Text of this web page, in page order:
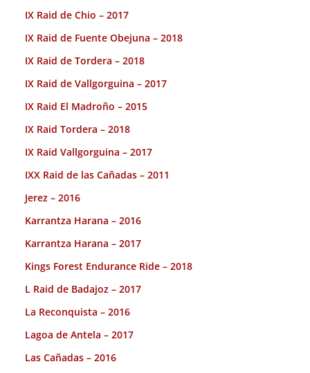
IX Raid de Chio – 2017
IX Raid de Fuente Obejuna – 2018
IX Raid de Tordera – 2018
IX Raid de Vallgorguina – 2017
IX Raid El Madroño – 2015
IX Raid Tordera – 2018
IX Raid Vallgorguina – 2017
IXX Raid de las Cañadas – 2011
Jerez – 2016
Karrantza Harana – 2016
Karrantza Harana – 2017
Kings Forest Endurance Ride – 2018
L Raid de Badajoz – 2017
La Reconquista – 2016
Lagoa de Antela – 2017
Las Cañadas – 2016